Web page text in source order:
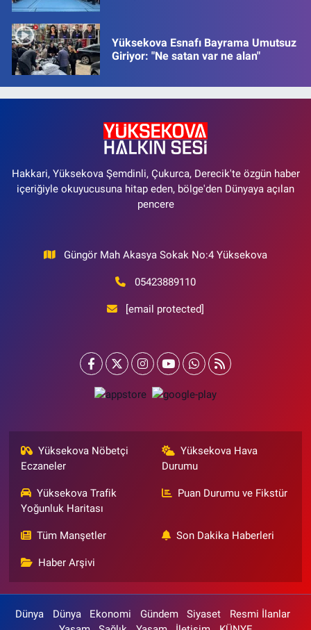
Yüksekova Esnafı Bayrama Umutsuz
Giriyor: "Ne satan var ne alan"
Hakkari, Yüksekova Şemdinli, Çukurca, Derecik'te özgün haber
içeriğiyle okuyucusuna hitap eden, bölge'den Dünyaya açılan
pencere
Güngör Mah Akasya Sokak No:4 Yüksekova
05423889110
[email protected]
Yüksekova Nöbetçi
Eczaneler
Yüksekova Hava
Durumu
Yüksekova Trafik
Yoğunluk Haritası
Puan Durumu ve Fikstür
Tüm Manşetler Son Dakika Haberleri
Haber Arşivi
Dünya Dünya Ekonomi Gündem Siyaset
Resmi İlanlar